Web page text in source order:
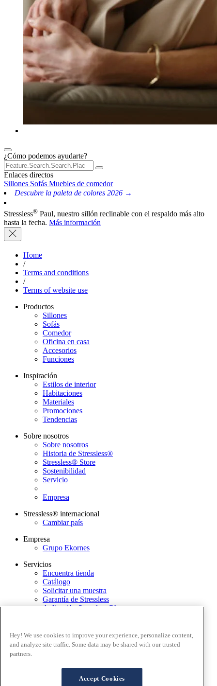
¿Cómo podemos ayudarte?
Enlaces directos
Sillones Sofás Muebles de comedor
Descubre la paleta de colores 2026 →
Stressless® Paul, nuestro sillón reclinable con el respaldo más alto
hasta la fecha. Más información
Home
/
Terms and conditions
/
Terms of website use
Productos
Sillones
Sofás
Comedor
Oficina en casa
Accesorios
Funciones
Inspiración
Estilos de interior
Habitaciones
Materiales
Promociones
Tendencias
Sobre nosotros
Sobre nosotros
Historia de Stressless®
Stressless® Store
Sostenibilidad
Servicio
Empresa
Stressless® internacional
Cambiar país
Empresa
Grupo Ekornes
Servicios
Encuentra tienda
Catálogo
Solicitar una muestra
Garantía de Stressless
Aplicación Stressless@home
Términos y condiciones
Política de privacidad
Garantía
Proceso de reclamación
Hey! We use cookies to improve your experience, personalize content,
and analyze site traffic. Some data may be shared with our trusted
partners.
Accept Cookies